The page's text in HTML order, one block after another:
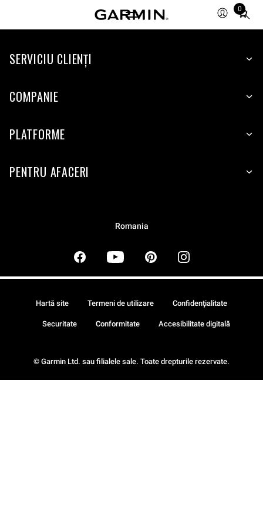
0
Total
items
cart:
SERVICIU CLIENŢI
COMPANIE
PLATFORME
PENTRU AFACERI
Romania
© Garmin Ltd. sau filialele sale. Toate drepturile rezervate.
Hartă site Termeni de utilizare Confidenţialitate
Securitate Conformitate Accesibilitate digitală